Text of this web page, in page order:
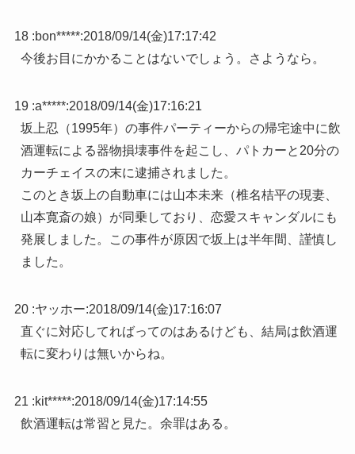
18 :bon*****:2018/09/14(金)17:17:42
今後お目にかかることはないでしょう。さようなら。
19 :a*****:2018/09/14(金)17:16:21
坂上忍（1995年）の事件パーティーからの帰宅途中に飲
酒運転による器物損壊事件を起こし、パトカーと20分の
カーチェイスの末に逮捕されました。
このとき坂上の自動車には山本未来（椎名桔平の現妻、
山本寛斎の娘）が同乗しており、恋愛スキャンダルにも
発展しました。この事件が原因で坂上は半年間、謹慎し
ました。
20 :ヤッホー:2018/09/14(金)17:16:07
直ぐに対応してればってのはあるけども、結局は飲酒運
転に変わりは無いからね。
21 :kit*****:2018/09/14(金)17:14:55
飲酒運転は常習と見た。余罪はある。